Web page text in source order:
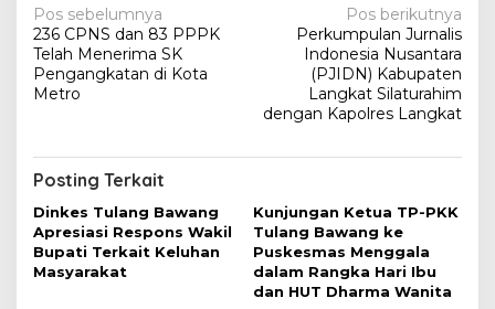
N
a
v
a
s
i
p
Pos sebelumnya
236 CPNS dan 83 PPPK
Telah Menerima SK
Pengangkatan di Kota
Metro
Pos berikutnya
Perkumpulan Jurnalis
Indonesia Nusantara
(PJIDN) Kabupaten
Langkat Silaturahim
dengan Kapolres Langkat
Posting Terkait
Dinkes Tulang Bawang
Apresiasi Respons Wakil
Bupati Terkait Keluhan
Masyarakat
Kunjungan Ketua TP-PKK
Tulang Bawang ke
Puskesmas Menggala
dalam Rangka Hari Ibu
dan HUT Dharma Wanita